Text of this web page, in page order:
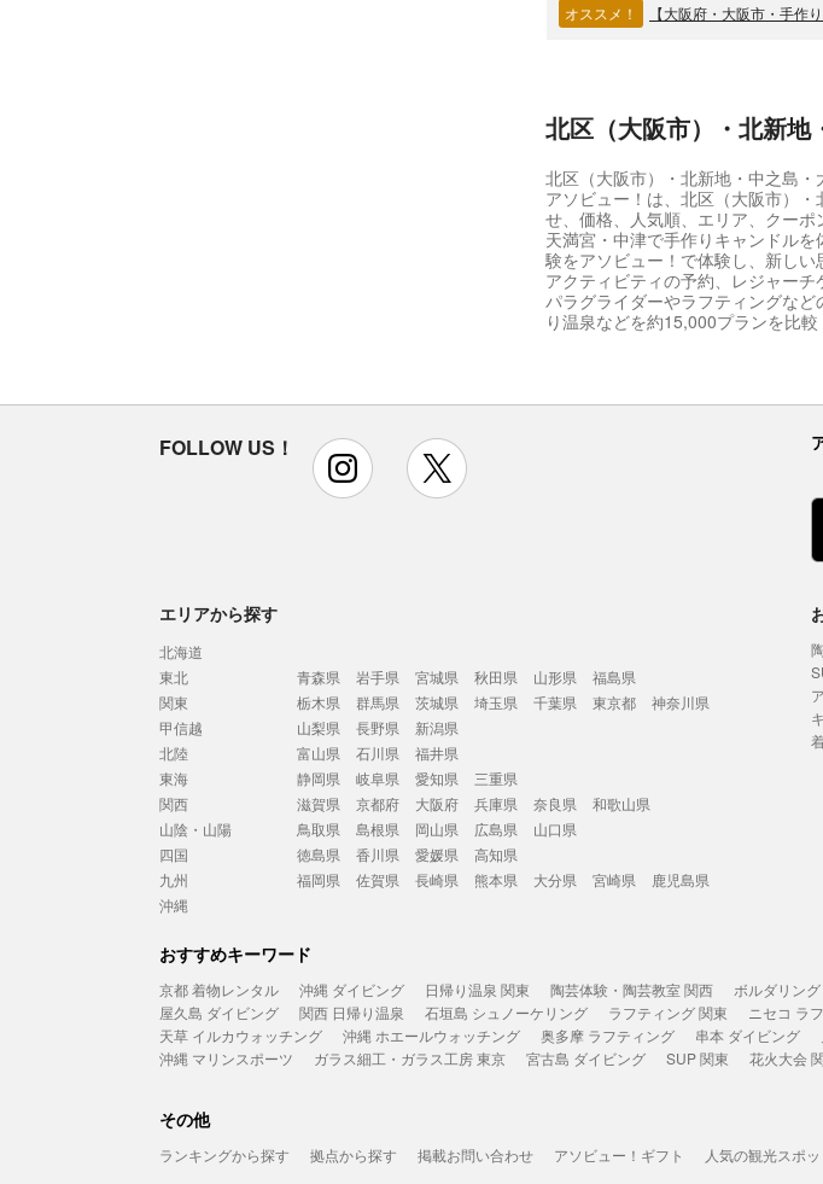
オススメ！
北区（大阪市）・北新地
北区（大阪市）・北新地・中之島・
アソビュー！は、北区（大阪市）
せ、価格、人気順、エリア、クー
天満宮・中津で手作りキャンドル
験をアソビュー！で体験し、新しい
アクティビティの予約、レジャー
パラグライダーやラフティングな
り温泉などを約15,000プランを比較
FOLLOW US！ instagram
エリアから探す
北海道
東北
青森県 岩手県 宮城県 秋田県 山形県
福島県
関東
栃木県 群馬県 茨城県 埼玉県 千葉県 東京都
神奈川県
甲信越
山梨県 長野県
新潟県
北陸
富山県 石川県
福井県
東海
静岡県 岐阜県 愛知県
三重県
関西
滋賀県 京都府 大阪府 兵庫県 奈良県
和歌山県
山陰・山陽
鳥取県 島根県 岡山県 広島県
山口県
四国
徳島県 香川県 愛媛県
高知県
九州
福岡県 佐賀県 長崎県 熊本県 大分県 宮崎県
鹿児島県
沖縄
おすすめキーワード
京都 着物レンタル 沖縄 ダイビング 日帰り温泉 関東 陶芸体験・陶芸教室 関西 ボルダリン
屋久島 ダイビング
関西 日帰り温泉 石垣島 シュノーケリング ラフティング 関東 ニセコ ラ
天草 イルカウォッチング
沖縄 ホエールウォッチング 奥多摩 ラフティング 串本 ダイビング
沖縄 マリンスポーツ
ガラス細工・ガラス工房 東京 宮古島 ダイビング SUP 関東 花火大会
その他
ランキングから探す 拠点から探す 掲載お問い合わせ アソビュー！ギフト 人気の観光スポ